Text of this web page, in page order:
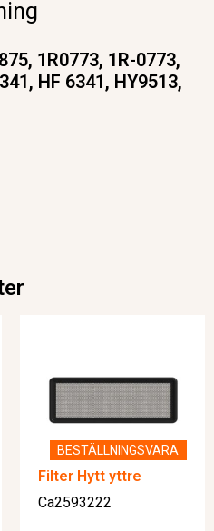
1R0773, 1R-0773,
HF 6341, HY9513,
BESTÄLLNINGSVARA
Filter Hytt yttre
Ca2593222